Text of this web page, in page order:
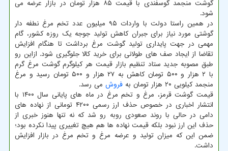
گوشت منجمد گوسفندی با قیمت ۸۵ هزار تومان در بازار عرضه می
شود.
در همین راستا دولت با واردات ۹۵ میلیون عدد تخم مرغ نطفه دار
گوشتی مورد نیاز برای جبران کاهش تولید جوجه یک روزه کشور، گام
مهمی در جهت پایداری تولید گوشت مرغ برداشت تا هنگام افزایش
تقاضا از ایجاد صف های طولانی برای خرید کالا جلوگیری شود. ازاین رو
طبق مصوبه جدید ستاد تنظیم بازار قیمت هر کیلوگرم گوشت مرغ گرم
با ۲ هزار و ۵۰۰ تومان کاهش به ۲۷ هزار و ۵۰۰ تومان رسید و مرغ
منجمد کیلویی ۲۰ هزار تومان به
فروش می رسد.
قیمت گوشت قرمز، مرغ و تخم مرغ در ماه های پایانی سال ۱۴۰۰ با
انتشار اخباری در خصوص حذف ارز رسمی ۴۲۰۰ تومانی از نهاده های
دامی در حالی با روند صعودی روبه رو شد که نه تنها هنوز خبری از
حذف این ارز نبود بلکه قیمت نهاده ها هم هیچ تغییری پیدا نکرده بود؛
ضمن این که میزان تولید و عرضه مرغ و تخم مرغ در بازار افزایش
داشت.